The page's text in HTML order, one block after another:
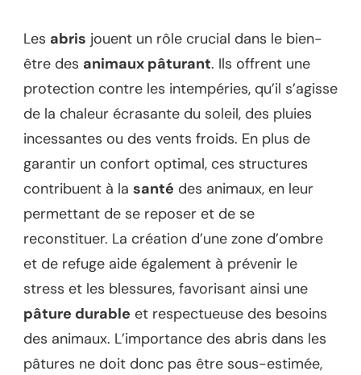
Les abris jouent un rôle crucial dans le bien-
être des animaux pâturant. Ils offrent une
protection contre les intempéries, qu’il s’agisse
de la chaleur écrasante du soleil, des pluies
incessantes ou des vents froids. En plus de
garantir un confort optimal, ces structures
contribuent à la santé des animaux, en leur
permettant de se reposer et de se
reconstituer. La création d’une zone d’ombre
et de refuge aide également à prévenir le
stress et les blessures, favorisant ainsi une
pâture durable et respectueuse des besoins
des animaux. L’importance des abris dans les
pâtures ne doit donc pas être sous-estimée,